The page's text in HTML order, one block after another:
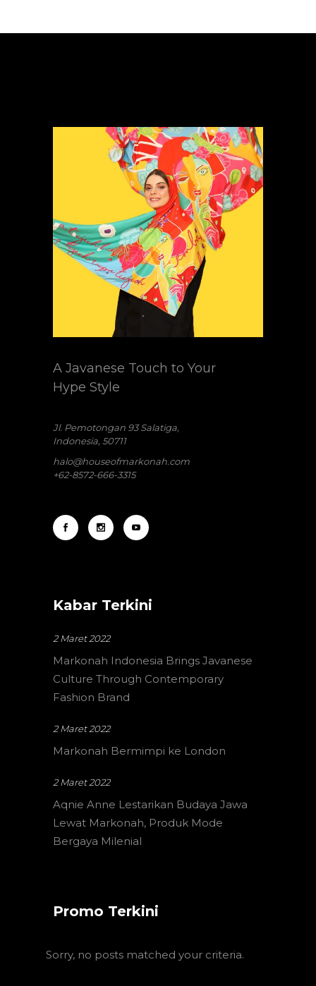
A Javanese Touch to Your
Hype Style
Jl. Pemotongan 93 Salatiga,
Indonesia, 50711
halo@houseofmarkonah.com
+62-8572-666-3315
Kabar Terkini
2 Maret 2022
Markonah Indonesia Brings Javanese
Culture Through Contemporary
Fashion Brand
2 Maret 2022
Markonah Bermimpi ke London
2 Maret 2022
Aqnie Anne Lestarikan Budaya Jawa
Lewat Markonah, Produk Mode
Bergaya Milenial
Promo Terkini
Sorry, no posts matched your criteria.